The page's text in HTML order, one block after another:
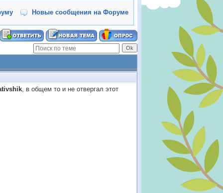
Новые сообщения на Форуме
, в общем то и не отвергал этот